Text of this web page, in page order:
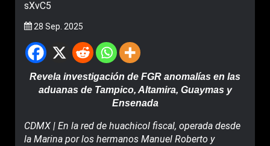
28 Sep. 2025
Revela investigación de FGR anomalías en las
aduanas de Tampico, Altamira, Guaymas y
Ensenada
CDMX | En la red de huachicol fiscal, operada desde
la Marina por los hermanos Manuel Roberto y